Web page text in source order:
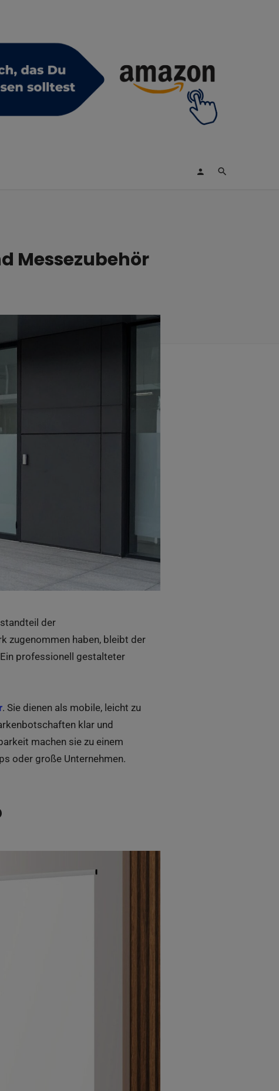
Messezubehör
der
zugenommen haben, bleibt der
professionell gestalteter
. Sie dienen als mobile, leicht zu
klar und
machen sie zu einem
oder große Unternehmen.